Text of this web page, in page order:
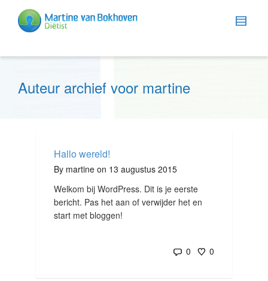
Auteur archief voor martine
Hallo wereld!
By martine on 13 augustus 2015
Welkom bij WordPress. Dit is je eerste
bericht. Pas het aan of verwijder het en
start met bloggen!
0 0